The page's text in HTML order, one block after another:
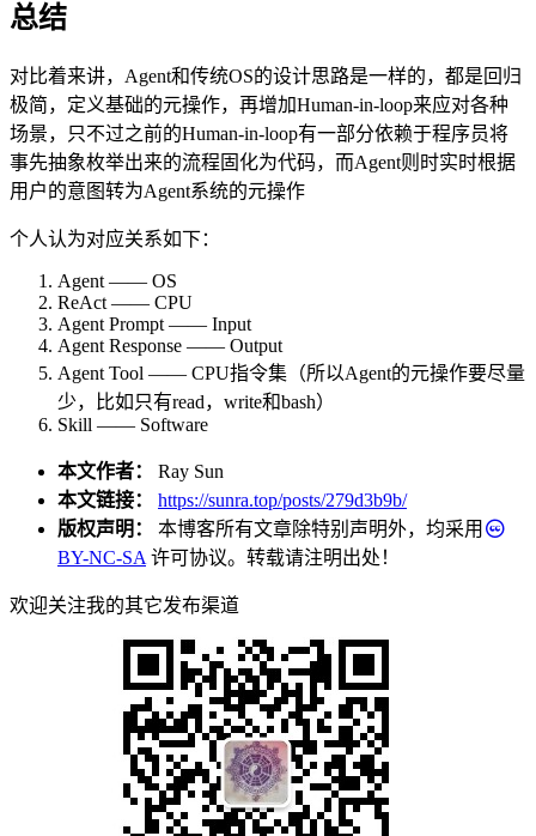
总结
对比着来讲，Agent和传统OS的设计思路是一样的，都是回归
极简，定义基础的元操作，再增加Human-in-loop来应对各种
场景，只不过之前的Human-in-loop有一部分依赖于程序员将
事先抽象枚举出来的流程固化为代码，而Agent则时实时根据
用户的意图转为Agent系统的元操作
个人认为对应关系如下：
Agent —— OS
ReAct —— CPU
Agent Prompt —— Input
Agent Response —— Output
Agent Tool —— CPU指令集（所以Agent的元操作要尽量
少，比如只有read，write和bash）
Skill —— Software
本文作者：
Ray Sun
本文链接：
https://sunra.top/posts/279d3b9b/
版权声明：
本博客所有文章除特别声明外，均采用
BY-NC-SA 许可协议。转载请注明出处！
欢迎关注我的其它发布渠道